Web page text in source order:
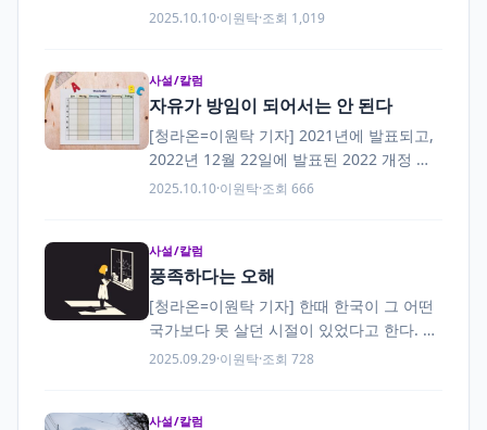
이 다 되어가는 풍경이나 여전히 생생하다.
2025.10.10·이원탁·조회 1,019
사설/칼럼
자유가 방임이 되어서는 안 된다
[청라온=이원탁 기자] 2021년에 발표되고,
2022년 12월 22일에 발표된 2022 개정 교
육과정. 그 속에는 한 가지 눈에 띄는 내용이
2025.10.10·이원탁·조회 666
사설/칼럼
풍족하다는 오해
[청라온=이원탁 기자] 한때 한국이 그 어떤
국가보다 못 살던 시절이 있었다고 한다. 미
군에게 음식을 구걸하는 아이, 식량 배급을
2025.09.29·이원탁·조회 728
사설/칼럼